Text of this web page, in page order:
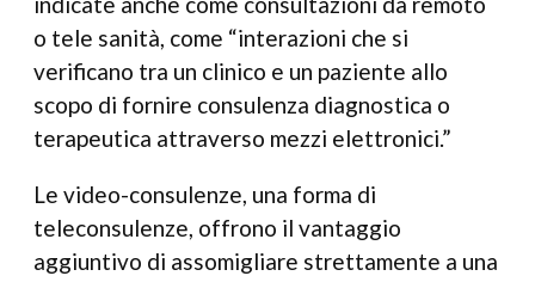
o tele sanità, come “interazioni che si
verificano tra un clinico e un paziente allo
scopo di fornire consulenza diagnostica o
terapeutica attraverso mezzi elettronici.”
Le video-consulenze, una forma di
teleconsulenze, offrono il vantaggio
aggiuntivo di assomigliare strettamente a una